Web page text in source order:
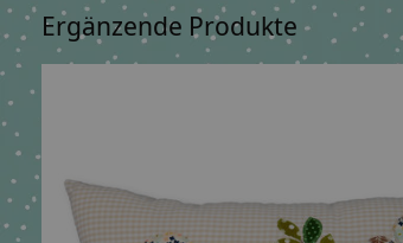
Ergänzende Produkte